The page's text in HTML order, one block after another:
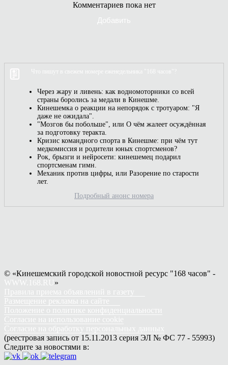
Комментариев пока нет
Добавить
Что пишут в свежем номере еженедельника "168 часов"?
Через жару и ливень: как водномоторники со всей
страны боролись за медали в Кинешме.
Кинешемка о реакции на непорядок с тротуаром: "Я
даже не ожидала".
"Мозгов бы побольше", или О чём жалеет осуждённая
за подготовку теракта.
Кризис командного спорта в Кинешме: при чём тут
медкомиссия и родители юных спортсменов?
Рок, брызги и нейросети: кинешемец подарил
спортсменам гимн.
Механик против цифры, или Разорение по старости
лет.
Подробный анонс номера
© «Кинешемский городской новостной ресурс "168 часов" -
WWW.168.RU»
Правила приема объявлений в газету
Размещение рекламы на сайте
Положение о политике конфиденциальности
Согласие на использование cookie
Согласие на обработку персональных данных
(реестровая запись от 15.11.2013 серия ЭЛ № ФС 77 - 55993)
Следите за новостями в: